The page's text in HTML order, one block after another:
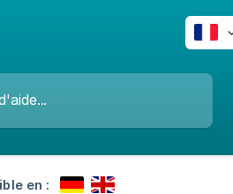
en :